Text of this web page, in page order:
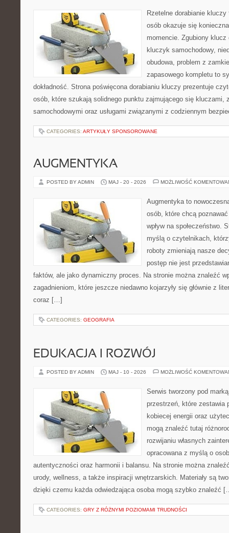
Rzetelne dorabianie kluczy
osób okazuje się
momencie. Zgubiony
kluczyk samochodowy,
obudowa, problem z
zapasowego kompletu to
dokładność. Strona poświęcona dorabianiu kluczy prezentuje
osób, które szukają solidnego punktu zajmującego się kluczami,
samochodowymi oraz usługami związanymi z codziennym
CATEGORIES: ARTYKUŁY SPONSOROWANE
AUGMENTYKA
POSTED BY ADMIN MAJ - 20 - 2026 MOŻLIWOŚĆ
Augmentyka to
osób, które chcą
wpływ na społeczeństwo.
myślą o czytelnikach,
roboty zmieniają nasze
postęp nie jest
faktów, ale jako dynamiczny proces. Na stronie można znaleźć
zagadnieniom, które jeszcze niedawno kojarzyły się głównie z
coraz […]
CATEGORIES: GEOGRAFIA
EDUKACJA I ROZWÓJ
POSTED BY ADMIN MAJ - 10 - 2026 MOŻLIWOŚĆ
Serwis tworzony pod
przestrzeń, które zestawia
kobiecej energii oraz
mogą znaleźć tutaj
rozwijaniu własnych
opracowana z myślą o
autentyczności oraz harmonii i balansu. Na stronie można
urody, wellness, a także inspiracji wnętrzarskich. Materiały są
dzięki czemu każda odwiedzająca osoba mogą szybko znaleźć
CATEGORIES: GRY Z RÓŻNYMI POZIOMAMI TRUDNOŚCI